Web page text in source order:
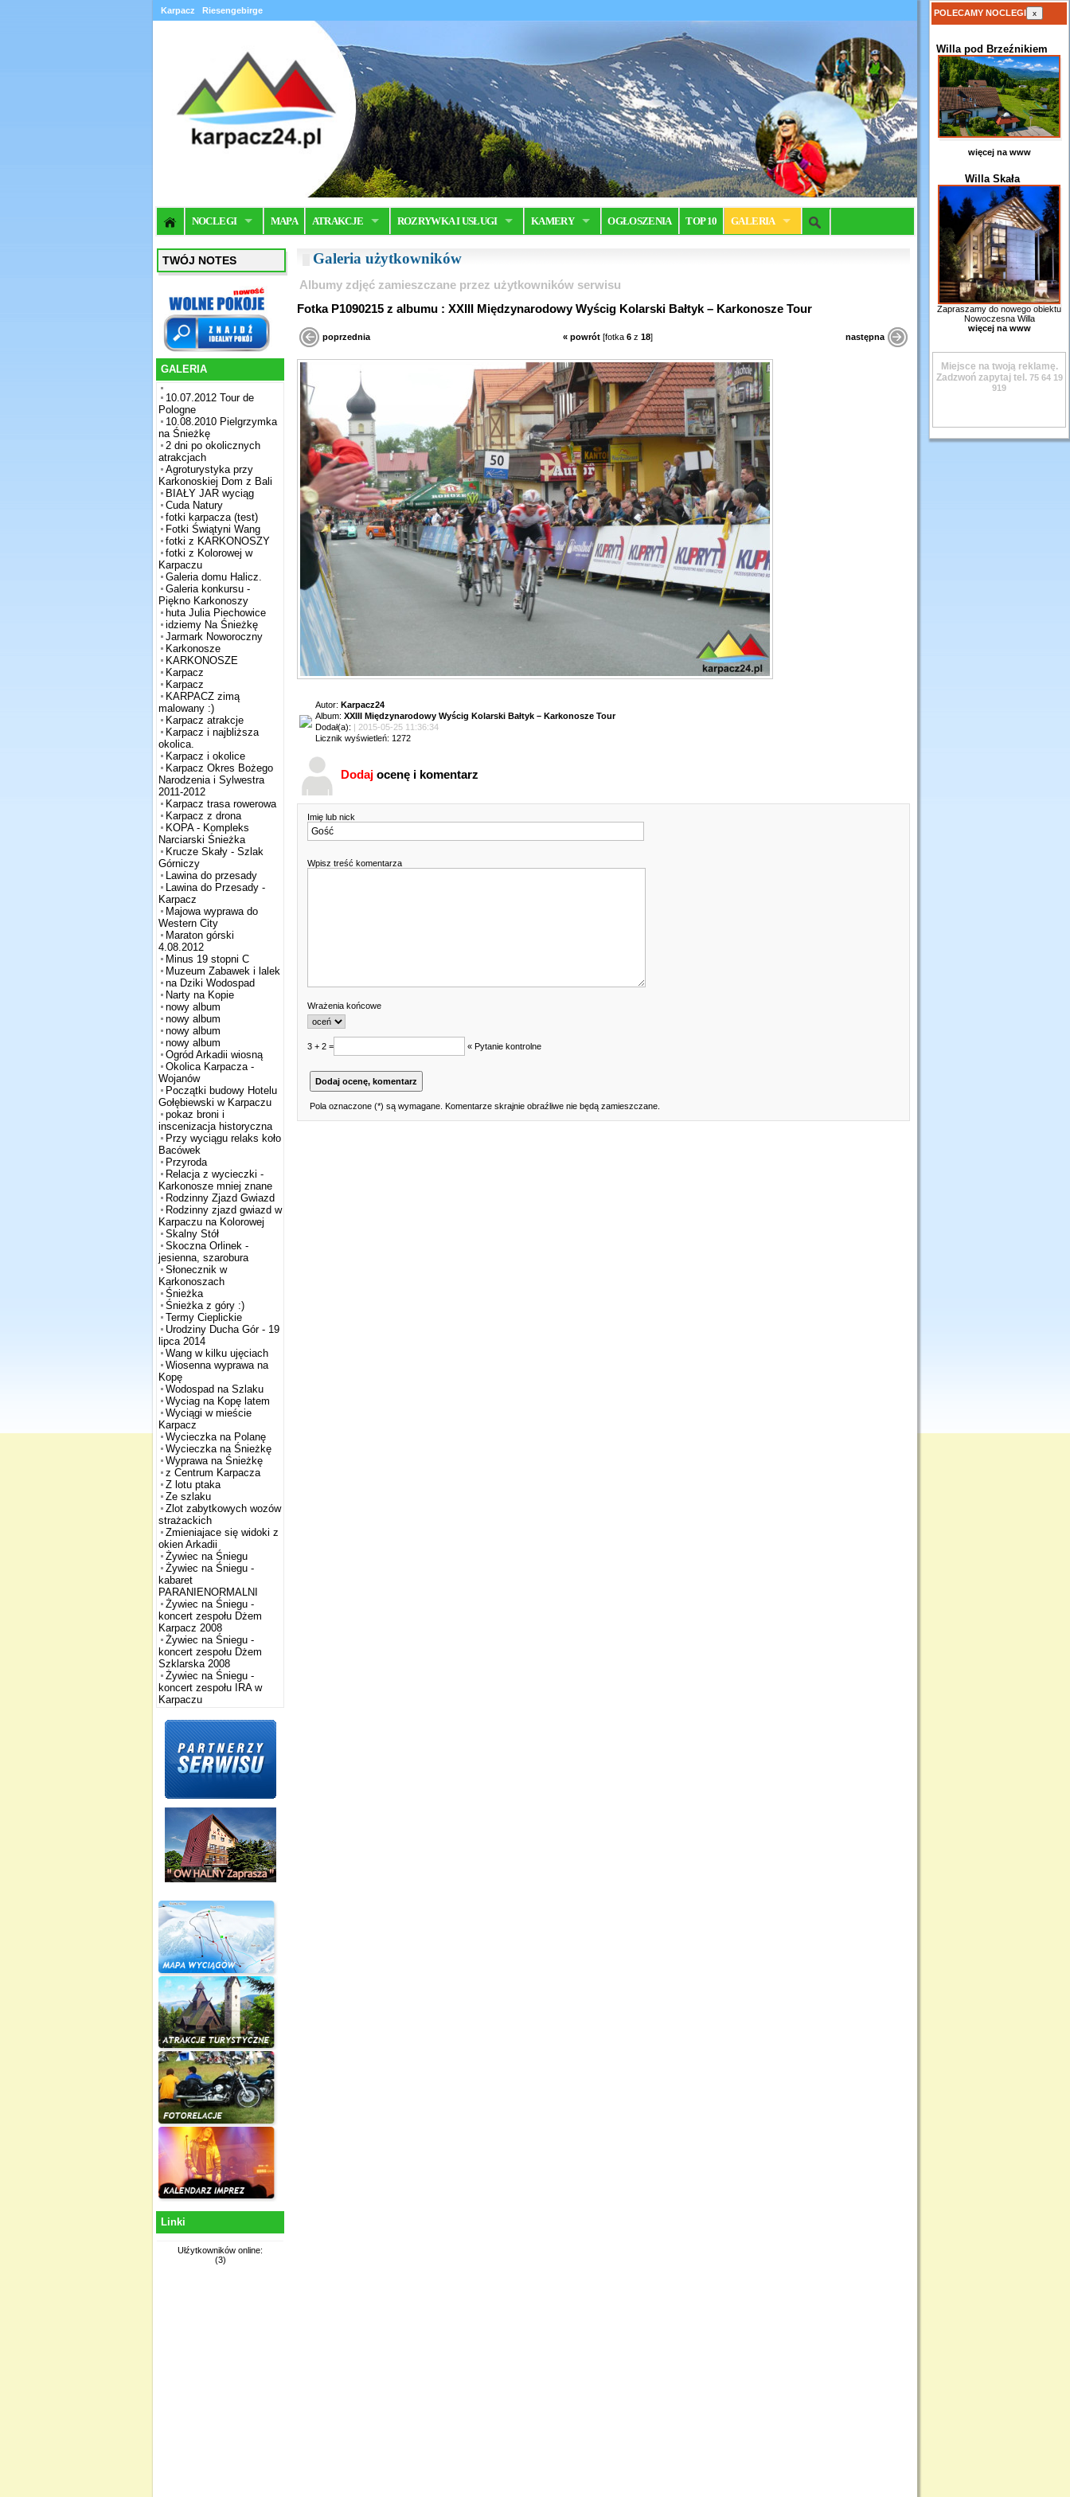
Karpacz Riesengebirge
NOCLEGI MAPA ATRAKCJE ROZRYWKA I USŁUGI KAMERY OGŁOSZENIA TOP 10 GALERIA
TWÓJ NOTES
GALERIA
10.07.2012 Tour de
Pologne
10.08.2010 Pielgrzymka
na Śnieżkę
2 dni po okolicznych
atrakcjach
Agroturystyka przy
Karkonoskiej Dom z Bali
BIAŁY JAR wyciąg
Cuda Natury
fotki karpacza (test)
Fotki Świątyni Wang
fotki z KARKONOSZY
fotki z Kolorowej w
Karpaczu
Galeria domu Halicz.
Galeria konkursu -
Piękno Karkonoszy
huta Julia Piechowice
idziemy Na Śnieżkę
Jarmark Noworoczny
Karkonosze
KARKONOSZE
Karpacz
Karpacz
KARPACZ zimą
malowany :)
Karpacz atrakcje
Karpacz i najbliższa
okolica.
Karpacz i okolice
Karpacz Okres Bożego
Narodzenia i Sylwestra
2011-2012
Karpacz trasa rowerowa
Karpacz z drona
KOPA - Kompleks
Narciarski Śnieżka
Krucze Skały - Szlak
Górniczy
Lawina do przesady
Lawina do Przesady -
Karpacz
Majowa wyprawa do
Western City
Maraton górski
4.08.2012
Minus 19 stopni C
Muzeum Zabawek i lalek
na Dziki Wodospad
Narty na Kopie
nowy album
nowy album
nowy album
nowy album
Ogród Arkadii wiosną
Okolica Karpacza -
Wojanów
Początki budowy Hotelu
Gołębiewski w Karpaczu
pokaz broni i
inscenizacja historyczna
Przy wyciągu relaks koło
Bacówek
Przyroda
Relacja z wycieczki -
Karkonosze mniej znane
Rodzinny Zjazd Gwiazd
Rodzinny zjazd gwiazd w
Karpaczu na Kolorowej
Skalny Stół
Skoczna Orlinek -
jesienna, szarobura
Słonecznik w
Karkonoszach
Śnieżka
Śnieżka z góry :)
Termy Cieplickie
Urodziny Ducha Gór - 19
lipca 2014
Wang w kilku ujęciach
Wiosenna wyprawa na
Kopę
Wodospad na Szlaku
Wyciag na Kopę latem
Wyciągi w mieście
Karpacz
Wycieczka na Polanę
Wycieczka na Śnieżkę
Wyprawa na Śnieżkę
z Centrum Karpacza
Z lotu ptaka
Ze szlaku
Zlot zabytkowych wozów
strażackich
Zmieniajace się widoki z
okien Arkadii
Żywiec na Śniegu
Żywiec na Śniegu -
kabaret
PARANIENORMALNI
Żywiec na Śniegu -
koncert zespołu Dżem
Karpacz 2008
Żywiec na Śniegu -
koncert zespołu Dżem
Szklarska 2008
Żywiec na Śniegu -
koncert zespołu IRA w
Karpaczu
Linki
Ułźytkowników online:
(3)
Galeria użytkowników
Albumy zdjęć zamieszczane przez użytkowników serwisu
Fotka P1090215 z albumu : XXIII Międzynarodowy Wyścig Kolarski Bałtyk – Karkonosze Tour
poprzednia « powrót [fotka 6 z 18] następna
Autor: Karpacz24
Album: XXIII Międzynarodowy Wyścig Kolarski Bałtyk – Karkonosze Tour
Dodał(a): | 2015-05-25 11:36:34
Licznik wyświetleń: 1272
Dodaj ocenę i komentarz
Imię lub nick
Wpisz treść komentarza
Wrażenia końcowe
3 + 2 = « Pytanie kontrolne
Pola oznaczone (*) są wymagane. Komentarze skrajnie obraźliwe nie będą zamieszczane.
POLECAMY NOCLEGI x
Willa pod Brzeźnikiem
więcej na www
Willa Skała
Zapraszamy do nowego obiektu
Nowoczesna Willa
więcej na www
Miejsce na twoją reklamę.
Zadzwoń zapytaj tel. 75 64 19
919